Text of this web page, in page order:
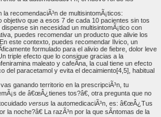
recomendaciÃ³n de multisintomÃ¡ticos:
que a esos 7 de cada 10 pacientes sin tos
sin necesidad un multisintomÃ¡tico con
puedes recomendar un producto que alivie los
este contexto, puedes recomendar Ilvico, un
formulado para el alivio de fiebre, dolor leve
triple efecto que lo consigue gracias a la
maleato y cafeÃ­na, la cual tiene un efecto
del paracetamol y evita el decaimiento[4,5], habitual
ganando territorio en la prescripciÃ³n, tu
de â€œÂ¿tienes tos?â€, otra pregunta que no
versus la automedicaciÃ³n, es: â€œÂ¿Tus
la noche?â€ La razÃ³n por la que sÃ­ntomas de la